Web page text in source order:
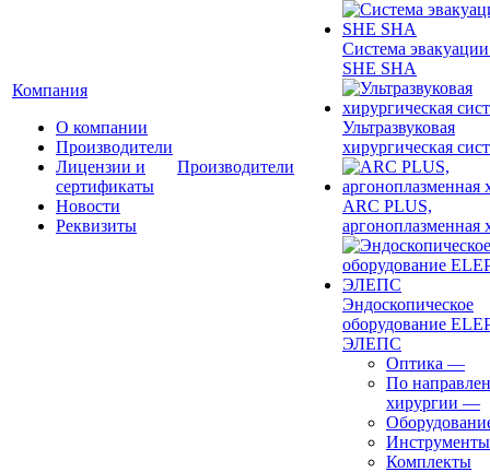
Компания
О компании
Производители
Лицензии и
сертификаты
Новости
Реквизиты
Производители
Система
SHE SHA
Ультразвуковая
хирургическая
ARC PLUS,
аргоноплазменная
Эндоскопическое
оборудование
ЭЛЕПС
Оптика —
По
хирургии —
Инструменты
Комплекты